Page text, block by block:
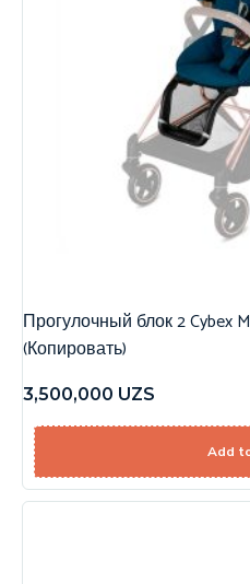
Прогулочный блок 2 Cybex
(Копировать)
3,500,000 UZS
Add